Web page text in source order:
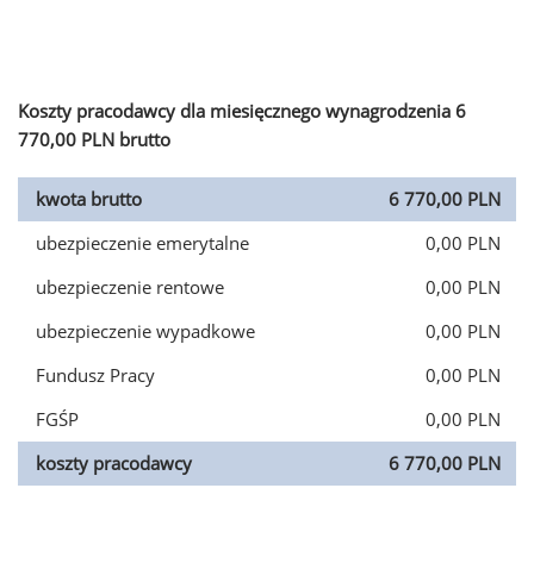
Koszty pracodawcy dla miesięcznego wynagrodzenia 6
770,00 PLN brutto
kwota brutto
6 770,00 PLN
ubezpieczenie emerytalne
0,00 PLN
ubezpieczenie rentowe
0,00 PLN
ubezpieczenie wypadkowe
0,00 PLN
Fundusz Pracy
0,00 PLN
FGŚP
0,00 PLN
koszty pracodawcy
6 770,00 PLN